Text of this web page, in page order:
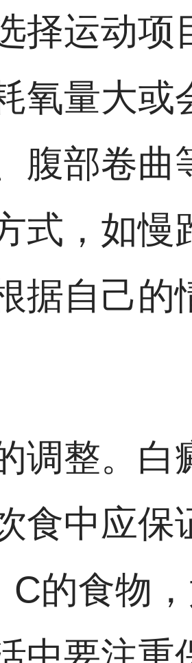
择运动项
氧量大或
腹部卷曲
式，如慢
据自己的
调整。白
食中应保
的食物